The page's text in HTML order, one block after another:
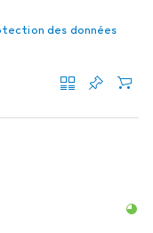
des données